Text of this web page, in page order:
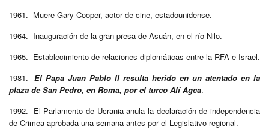
1961.- Muere Gary Cooper, actor de cine, estadounidense.
1964.- Inauguración de la gran presa de Asuán, en el río Nilo.
1965.- Establecimiento de relaciones diplomáticas entre la RFA e Israel.
1981.- El Papa Juan Pablo II resulta herido en un atentado en la
plaza de San Pedro, en Roma, por el turco Alí Agca.
1992.- El Parlamento de Ucrania anula la declaración de independencia
de Crimea aprobada una semana antes por el Legislativo regional.